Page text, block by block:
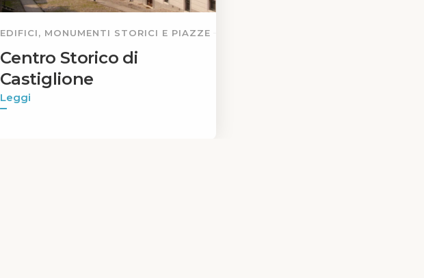
EDIFICI, MONUMENTI STORICI E PIAZZE
Centro Storico di
Castiglione
Leggi